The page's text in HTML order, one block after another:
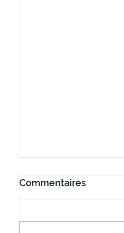
Commentaires